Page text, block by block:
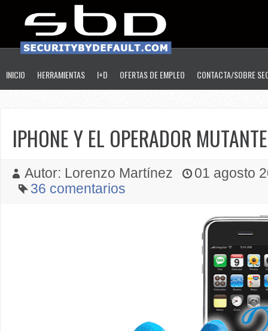
INICIO HERRAMIENTAS I+D OFERTAS DE EMPLEO CONTACTA/SOBRE
IPHONE Y EL OPERADOR MUTANTE
Autor: Lorenzo Martínez
01 agosto
36 comentarios